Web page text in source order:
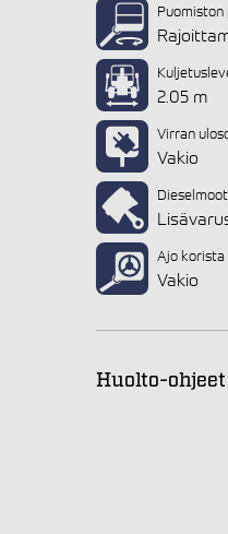
2.05 m
Virran
Vakio
Ajo korista
Vakio
Huolto-ohjeet